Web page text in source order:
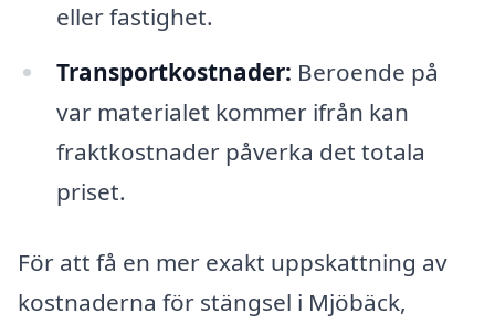
eller fastighet.
Transportkostnader: Beroende på
var materialet kommer ifrån kan
fraktkostnader påverka det totala
priset.
För att få en mer exakt uppskattning av
kostnaderna för stängsel i Mjöbäck,